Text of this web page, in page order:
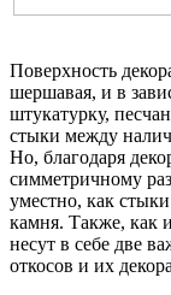
Поверхность
шершавая, и в
штукатурку,
стыки между
Но, благодаря
симметричному
уместно, как
камня. Также, как
несут в себе две
откосов и их